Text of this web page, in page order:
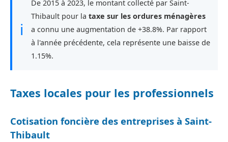
ℹ
De 2015 à 2023, le montant collecté par Saint-
Thibault pour la taxe sur les ordures ménagères
a connu une augmentation de +38.8%. Par rapport
à l'année précédente, cela représente une baisse de
1.15%.
Taxes locales pour les professionnels
Cotisation foncière des entreprises à Saint-
Thibault